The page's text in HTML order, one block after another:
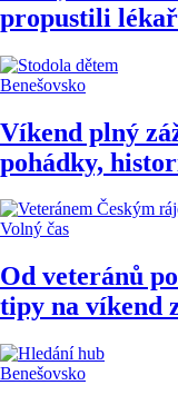
propustili
Benešovsko
Víkend plný
pohádky,
Volný čas
Od veteránů
tipy na víkend
Benešovsko